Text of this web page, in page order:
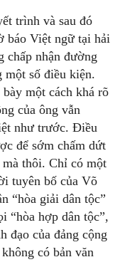
trình và sau đó
báo Việt ngữ tại hải
chấp nhận đường
một số điều kiện.
một cách khá rõ
của ông vẫn
như trước. Điều
để sớm chấm dứt
mà thôi. Chỉ có một
tuyên bố của Võ
“hòa giải dân tộc”
“hòa hợp dân tộc”,
đạo của đảng cộng
có bản văn